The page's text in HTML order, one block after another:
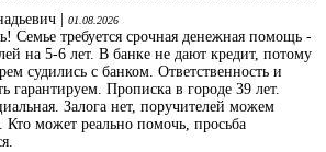
| 01.08.2026
Семье требуется срочная денежная помощь -
на 5-6 лет. В банке не дают кредит, потому
судились с банком. Ответственность и
гарантируем. Прописка в городе 39 лет.
Залога нет, поручителей можем
Кто может реально помочь, просьба